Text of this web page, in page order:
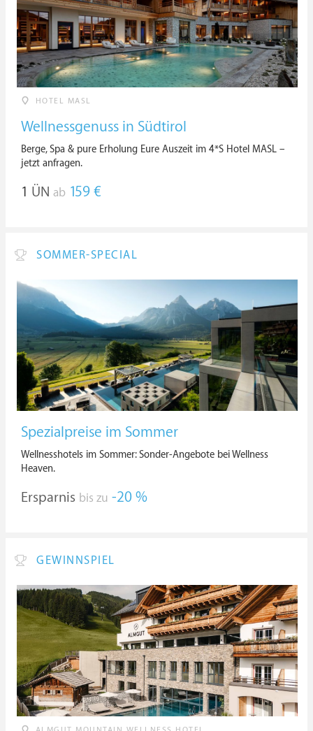
HOTEL MASL
Wellnessgenuss in Südtirol
Berge, Spa & pure Erholung Eure Auszeit im 4*S Hotel MASL –
jetzt anfragen.
1 ÜN ab 159 €
SOMMER-SPECIAL
Spezialpreise im Sommer
Wellnesshotels im Sommer: Sonder-Angebote bei Wellness
Heaven.
Ersparnis bis zu -20 %
GEWINNSPIEL